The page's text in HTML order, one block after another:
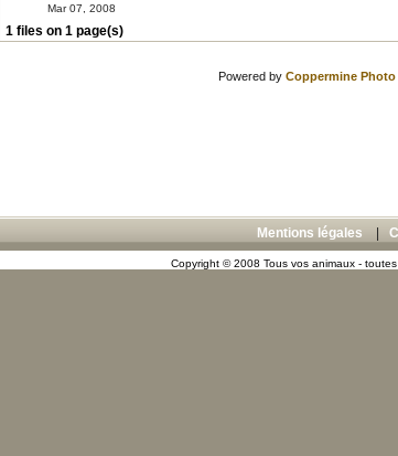
Mar 07, 2008
1 files on 1 page(s)
Powered by Coppermine Photo
Mentions légales
Copyright © 2008 Tous vos animaux -